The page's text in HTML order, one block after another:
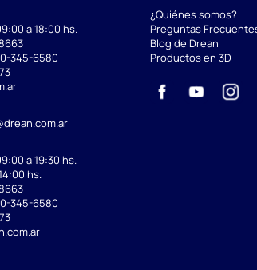
a 18:00 hs.
345-6580
a 19:30 hs.
hs.
345-6580
¿Quiénes somos?
Preguntas
Blog de Drean
Productos en 3D